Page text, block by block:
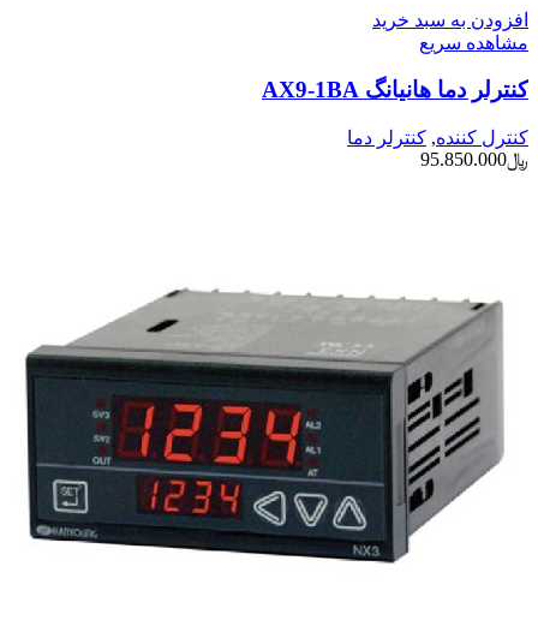
افزودن به سبد خرید
مشاهده سریع
کنترلر دما هانیانگ AX9-1BA
کنترل کننده, کنترلر دما
﷼95.850.000